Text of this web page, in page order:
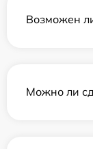
Возможен
Можно ли